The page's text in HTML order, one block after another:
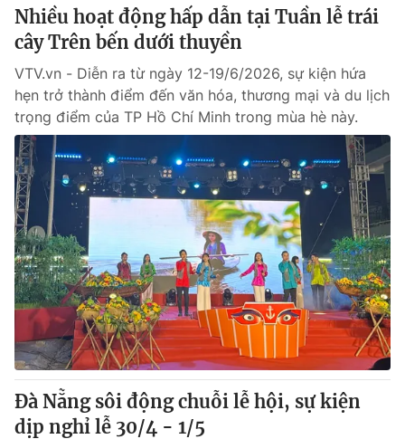
Nhiều hoạt động hấp dẫn tại Tuần lễ trái
cây Trên bến dưới thuyền
VTV.vn - Diễn ra từ ngày 12-19/6/2026, sự kiện hứa
hẹn trở thành điểm đến văn hóa, thương mại và du lịch
trọng điểm của TP Hồ Chí Minh trong mùa hè này.
Đà Nẵng sôi động chuỗi lễ hội, sự kiện
dịp nghỉ lễ 30/4 - 1/5